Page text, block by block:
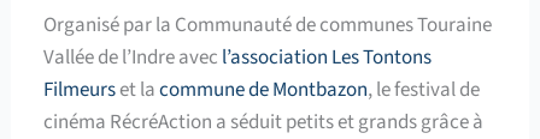
Organisé par la Communauté de communes Touraine
Vallée de l’Indre avec l’association Les Tontons
Filmeurset lacommune de Montbazon, le festival de
cinéma RécréAction a séduit petits et grands grâce à